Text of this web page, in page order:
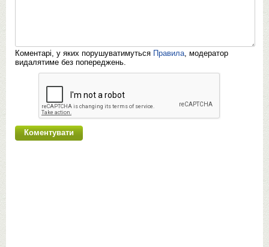
Коментарі, у яких порушуватимуться Правила , модератор
видалятиме без попереджень.